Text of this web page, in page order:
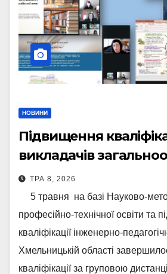
НОВИНИ
Підвищення
викладачів
дисциплін ЗПО
підсумки та
ТРА 8, 2026
5 травня на базі Науково-
професійно-технічної освіти та
кваліфікації інженерно-
Хмельницькій області
кваліфікації за груповою